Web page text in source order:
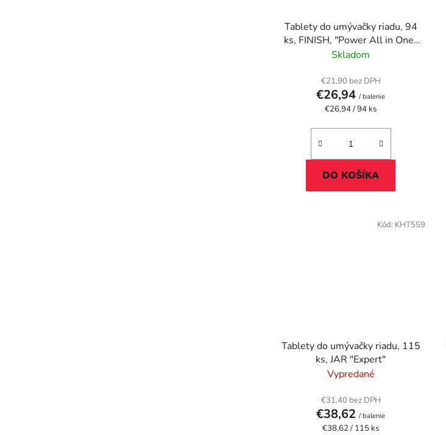
Tablety do umývačky riadu, 94
ks, FINISH, "Power All in One"
Lemon
Skladom
€21,90 bez DPH
€26,94/ balenie
Jednotková
€26,94 / 94 ks
DO KOŠÍKA
Tablety do umývačky riadu, 115
ks, JAR "Expert"
Vypredané
€31,40 bez DPH
€38,62/ balenie
Jednotková
€38,62 / 115 ks
Kód: KHT559